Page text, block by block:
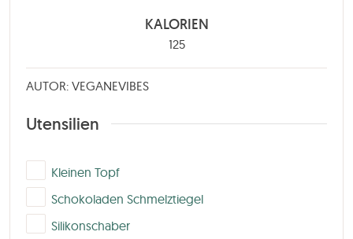
KALORIEN
125
AUTOR: VEGANEVIBES
Utensilien
▢
Kleinen Topf
▢
Schokoladen Schmelztiegel
▢
Silikonschaber